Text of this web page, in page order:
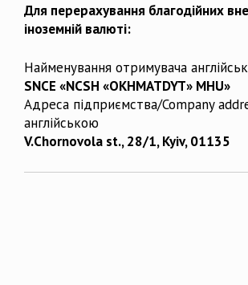
Для перерахування благодійних
іноземній валюті:
Найменування отримувача
SNCE «NCSH «OKHMATDYT» MHU»
Адреса підприємства/Company
англійською
V.Chornovola st., 28/1, Kyiv, 01135